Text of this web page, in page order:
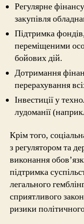
Регулярне
закупівля
Підтримка
переміщеними
бойових дій.
Дотримання
перерахування
Інвестиції у
лудоманії
Крім того,
з регулятором та
виконання
підтримка
легального
сприятливого
ризики